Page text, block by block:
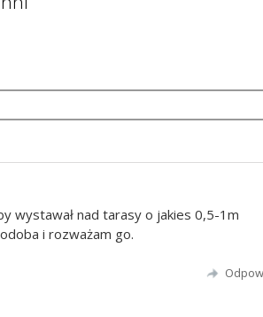
wystawał nad tarasy o jakies 0,5-1m
i rozważam go.